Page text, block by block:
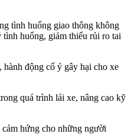
tình huống giao thông không
huống, giảm thiểu rủi ro tai
hành động cố ý gây hại cho xe
quá trình lái xe, nâng cao kỹ
hứng cho những người